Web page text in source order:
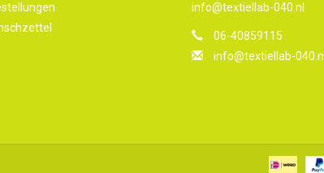
info@textiellab-040.nl
06-40859115
info@textiellab-040.nl